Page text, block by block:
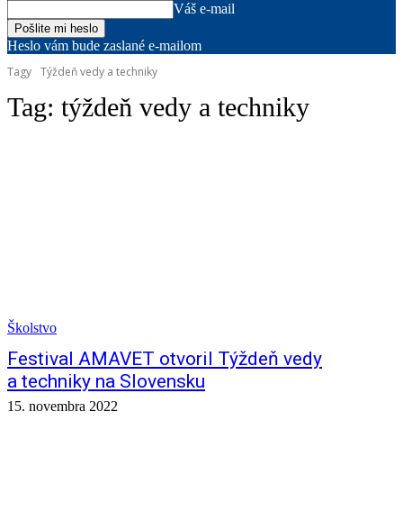
Váš e-mail
Heslo vám bude zaslané e-mailom
Tagy Týždeň vedy a techniky
Tag: týždeň vedy a techniky
Školstvo
Festival AMAVET otvoril Týždeň vedy
a techniky na Slovensku
15. novembra 2022